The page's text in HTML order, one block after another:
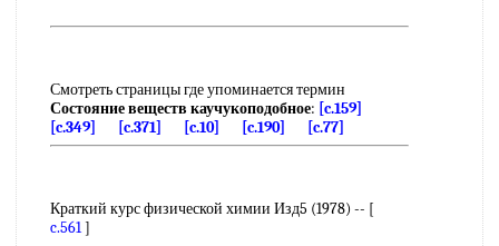
Смотреть страницы где упоминается термин
Состояние веществ каучукоподобное: [c.159]
[c.349]
[c.371] [c.10] [c.190] [c.77]
Краткий курс физической химии Изд5 (1978) -- [
c.561]